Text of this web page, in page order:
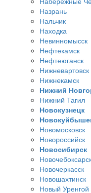
Назрань
Нальчик
Находка
Невинномысск
Нефтекамск
Нефтеюганск
Нижневартовск
Нижнекамск
Нижний
Нижний Тагил
Новокузнецк
Новомосковск
Новороссийск
Новосибирск
Новочеркасск
Новошахтинск
Новый Уренгой